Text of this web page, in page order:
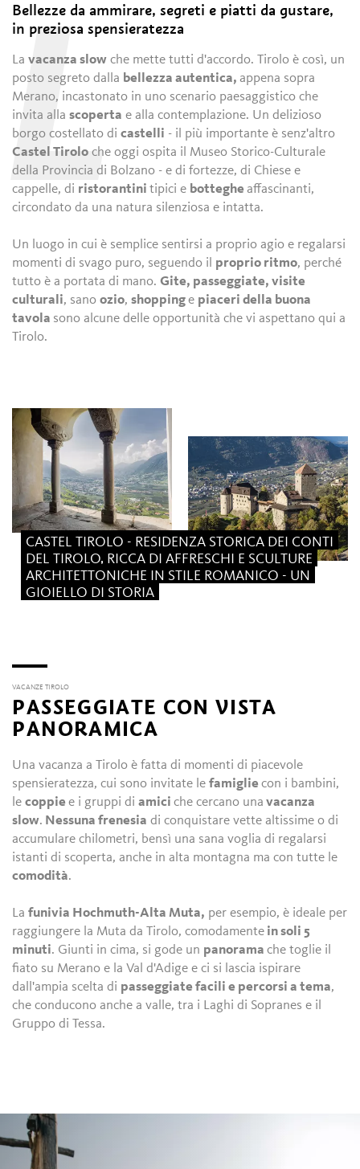
Bellezze da ammirare, segreti e piatti da gustare,
in preziosa spensieratezza
L
Lavacanza slow che mette tutti d'accordo. Tirolo è così, un
posto segreto dalla bellezza autentica,appena sopra
Merano, incastonato in uno scenario paesaggistico che
invita allascoperta e alla contemplazione. Un delizioso
borgo costellato dicastelli - il più importante è senz'altro
Castel Tirolo che oggi ospita il Museo Storico-Culturale
della Provincia di Bolzano - e di fortezze, di Chiesee
cappelle, di ristorantinitipici e bottegheaffascinanti,
circondato da una natura silenziosa e intatta.
Un luogo in cui è semplice sentirsi a proprio agio e regalarsi
momenti di svago puro, seguendo il proprio ritmo, perché
tutto è a portata di mano.Gite, passeggiate, visite
culturali, sanoozio,shoppinge piaceri della buona
tavola sono alcune delle opportunità che vi aspettano qui a
Tirolo.
CASTEL TIROLO - RESIDENZA STORICA DEI CONTI
DEL TIROLO, RICCA DI AFFRESCHI E SCULTURE
ARCHITETTONICHE IN STILE ROMANICO - UN
GIOIELLO DI STORIA
VACANZE TIROLO
PASSEGGIATE CON VISTA
PANORAMICA
Una vacanza a Tirolo è fatta di momenti di piacevole
spensieratezza, cui sono invitate lefamigliecon i bambini,
lecoppiee i gruppi diamiciche cercano una vacanza
slow. Nessuna frenesia di conquistare vette altissime o di
accumulare chilometri, bensì una sana voglia di regalarsi
istanti di scoperta, anche in alta montagna ma con tutte le
comodità.
Lafunivia Hochmuth-Alta Muta, per esempio, è ideale per
raggiungere la Muta da Tirolo, comodamente in soli 5
minuti. Giunti in cima, si gode un panoramache toglie il
fiato su Merano e la Val d'Adige e ci si lascia ispirare
dall'ampia scelta di passeggiate facili e percorsi a tema,
che conducono anche a valle, tra i Laghi di Sopranes e il
Gruppo di Tessa.